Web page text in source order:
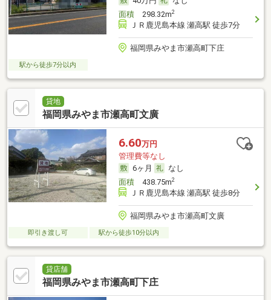
面積298.32m2
ＪＲ鹿児島本線 瀬高駅 徒歩7分
福岡県みやま市瀬高町下庄
駅から徒歩7分以内
貸地
福岡県みやま市瀬高町文廣
6.60万円
管理費等なし
6ヶ月
なし
面積438.75m2
ＪＲ鹿児島本線 瀬高駅 徒歩8分
福岡県みやま市瀬高町文廣
即引き渡し可 駅から徒歩10分以内
貸店舗
福岡県みやま市瀬高町下庄